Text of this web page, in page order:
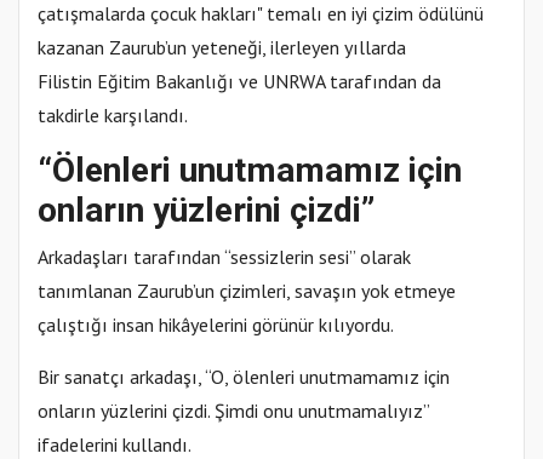
çatışmalarda çocuk hakları" temalı en iyi çizim ödülünü
kazanan Zaurub’un yeteneği, ilerleyen yıllarda
Filistin Eğitim Bakanlığı ve UNRWA tarafından da
takdirle karşılandı.
“Ölenleri unutmamamız için
onların yüzlerini çizdi”
Arkadaşları tarafından “sessizlerin sesi” olarak
tanımlanan Zaurub’un çizimleri, savaşın yok etmeye
çalıştığı insan hikâyelerini görünür kılıyordu.
Bir sanatçı arkadaşı, “O, ölenleri unutmamamız için
onların yüzlerini çizdi. Şimdi onu unutmamalıyız”
ifadelerini kullandı.